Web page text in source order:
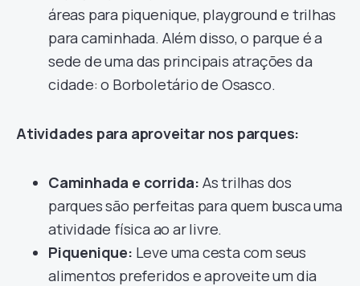
áreas para piquenique, playground e trilhas
para caminhada. Além disso, o parque é a
sede de uma das principais atrações da
cidade: o Borboletário de Osasco.
Atividades para aproveitar nos parques:
Caminhada e corrida: As trilhas dos
parques são perfeitas para quem busca uma
atividade física ao ar livre.
Piquenique: Leve uma cesta com seus
alimentos preferidos e aproveite um dia